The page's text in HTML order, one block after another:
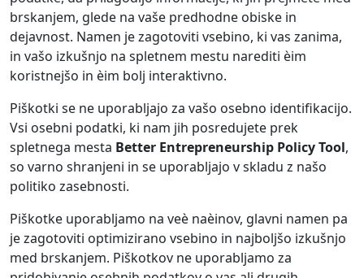
brskanjem, glede na vaše predhodne obiske in
dejavnost. Namen je zagotoviti vsebino, ki vas zanima,
in vašo izkušnjo na spletnem mestu narediti èim
koristnejšo in èim bolj interaktivno.
Piškotki se ne uporabljajo za vašo osebno identifikacijo.
Vsi osebni podatki, ki nam jih posredujete prek
spletnega mesta Better Entrepreneurship Policy Tool,
so varno shranjeni in se uporabljajo v skladu z našo
politiko zasebnosti.
Piškotke uporabljamo na veè naèinov, glavni namen pa
je zagotoviti optimizirano vsebino in najboljšo izkušnjo
med brskanjem. Piškotkov ne uporabljamo za